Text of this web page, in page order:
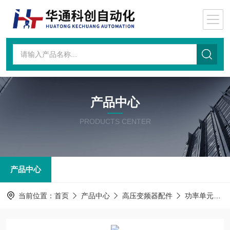
产品中心
PRODUCTS CENTER
产品中心
当前位置： 首页 产品中心 高压变频器配件 功率单元